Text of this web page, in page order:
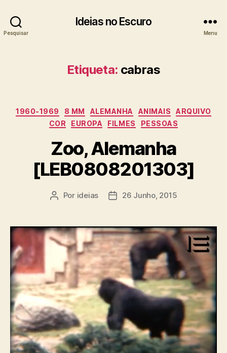
Pesquisar
Ideias no Escuro
Menu
Etiqueta: cabras
Categorias
1960-1969 8 MM ALEMANHA ANIMAIS
ARQUIVO
COR
EUROPA FILMES PESSOAS
Zoo, Alemanha
[LEB0808201303]
Autor
Por ideias
Data26 Junho, 2015